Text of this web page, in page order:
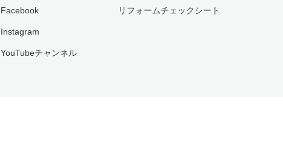
Facebook
Instagram
YouTubeチャンネル
リフォームチェックシート